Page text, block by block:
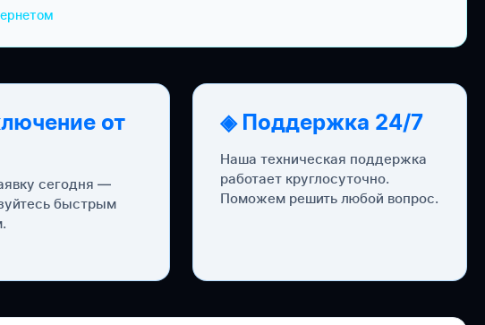
от
сегодня —
быстрым
◈ Поддержка 24/7
Наша техническая поддержка
работает круглосуточно.
Поможем решить любой вопрос.